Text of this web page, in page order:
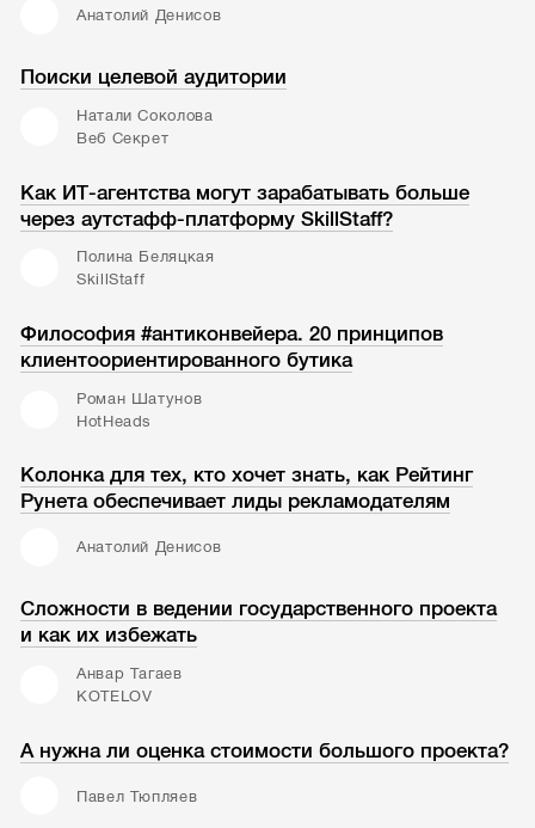
Анатолий Денисов
Поиски целевой аудитории
Натали Соколова
Веб Секрет
Как ИТ-агентства могут зарабатывать больше
через аутстафф-платформу SkillStaff?
Полина Беляцкая
SkillStaff
Философия #антиконвейера. 20 принципов
клиентоориентированного бутика
Роман Шатунов
HotHeads
Колонка для тех, кто хочет знать, как Рейтинг
Рунета обеспечивает лиды рекламодателям
Анатолий Денисов
Сложности в ведении государственного проекта
и как их избежать
Анвар Тагаев
KOTELOV
А нужна ли оценка стоимости большого проекта?
Павел Тюпляев